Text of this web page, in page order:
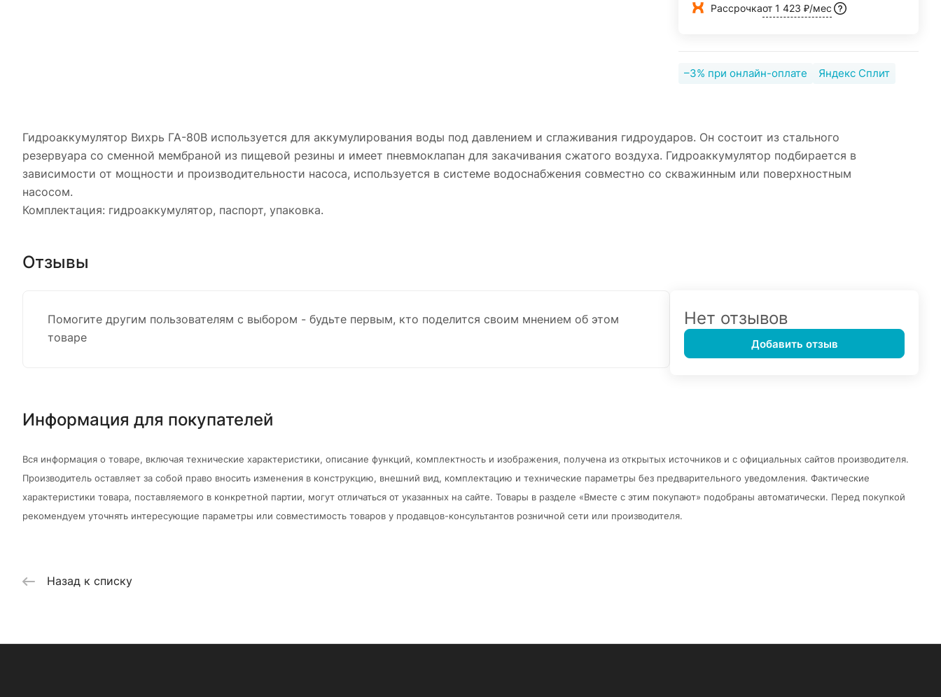
Рассрочкаот 1 423 ₽/мес
–3% при онлайн-оплате Яндекс Сплит
Гидроаккумулятор Вихрь ГА-80В используется для аккумулирования воды под давлением и сглаживания гидроударов. Он состоит из стального
резервуара со сменной мембраной из пищевой резины и имеет пневмоклапан для закачивания сжатого воздуха. Гидроаккумулятор подбирается в
зависимости от мощности и производительности насоса, используется в системе водоснабжения совместно со скважинным или поверхностным
насосом.
Комплектация: гидроаккумулятор, паспорт, упаковка.
Отзывы
Помогите другим пользователям с выбором - будьте первым, кто поделится своим мнением об этом
товаре
Нет отзывов
Добавить отзыв
Информация для покупателей
Вся информация о товаре, включая технические характеристики, описание функций, комплектность и изображения, получена из открытых источников и с официальных сайтов производителя.
Производитель оставляет за собой право вносить изменения в конструкцию, внешний вид, комплектацию и технические параметры без предварительного уведомления. Фактические
характеристики товара, поставляемого в конкретной партии, могут отличаться от указанных на сайте. Товары в разделе «Вместе с этим покупают» подобраны автоматически. Перед покупкой
рекомендуем уточнять интересующие параметры или совместимость товаров у продавцов-консультантов розничной сети или производителя.
Назад к списку